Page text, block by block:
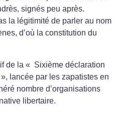
signés peu après.
la légitimité de parler au nom
d’où la constitution du
de la « Sixième déclaration
», lancée par les zapatistes en
nombre d’organisations
libertaire.